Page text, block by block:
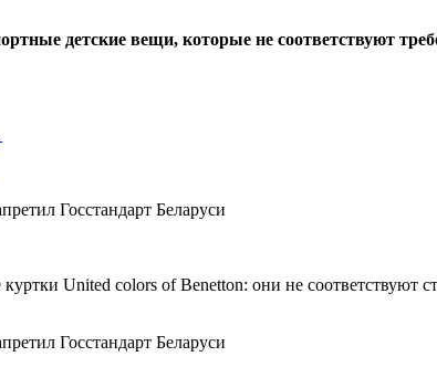
детские вещи, которые не соответствуют
United colors of Benetton: они не соответствуют